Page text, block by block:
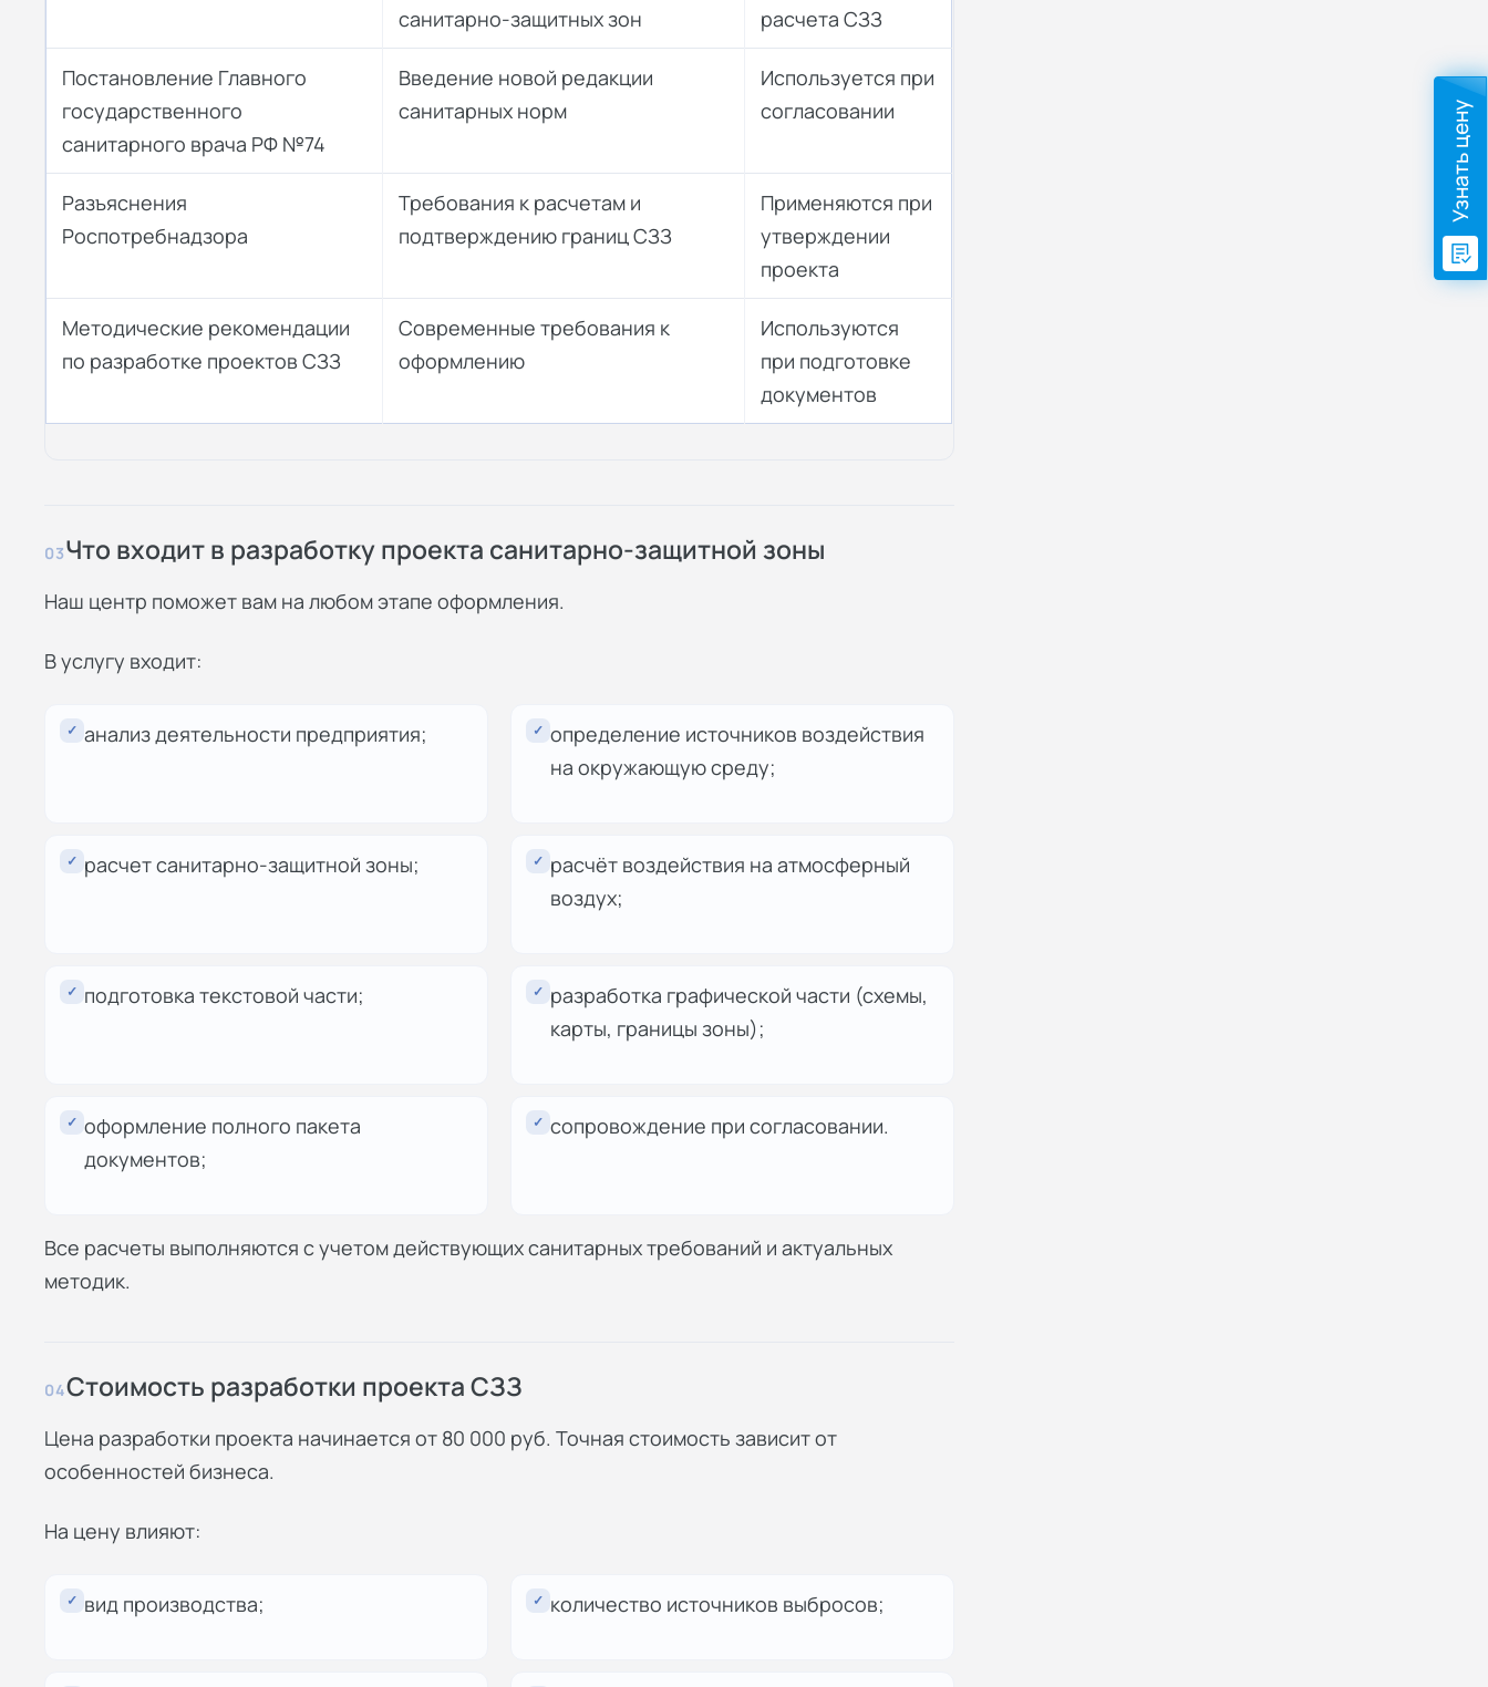
санитарно-защитных зон
расчета СЗЗ
Постановление Главного
государственного
санитарного врача РФ №74
Введение новой редакции
санитарных норм
Используется при
согласовании
Разъяснения
Роспотребнадзора
Требования к расчетам и
подтверждению границ СЗЗ
Применяются при
утверждении
проекта
Методические рекомендации
по разработке проектов СЗЗ
Современные требования к
оформлению
Используются
при подготовке
документов
03Что входит в разработку проекта санитарно-защитной зоны
Наш центр поможет вам на любом этапе оформления.
В услугу входит:
✓ анализ деятельности предприятия; ✓ определение источников воздействия
на окружающую среду;
✓ расчет санитарно-защитной зоны; ✓ расчёт воздействия на атмосферный
воздух;
✓ подготовка текстовой части; ✓ разработка графической части (схемы,
карты, границы зоны);
✓ оформление полного пакета
документов;
✓ сопровождение при согласовании.
Все расчеты выполняются с учетом действующих санитарных требований и актуальных
методик.
04Стоимость разработки проекта СЗЗ
Цена разработки проекта начинается от 80 000 руб. Точная стоимость зависит от
особенностей бизнеса.
На цену влияют:
✓ вид производства; ✓ количество источников выбросов;
Узнать цену